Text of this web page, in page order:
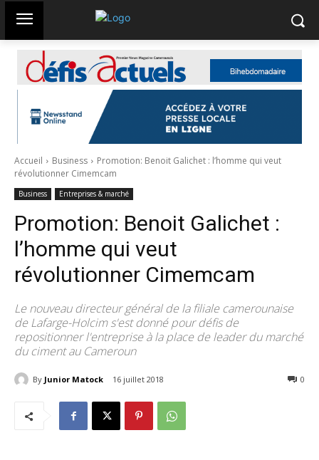
Accueil Business
Promotion: Benoit Galichet : l’homme qui veut
révolutionner Cimemcam
Business Entreprises & marché
Promotion: Benoit Galichet :
l’homme qui veut
révolutionner Cimemcam
Le nouveau directeur général de la filiale camerounaise
de Lafarge-Holcim s'est donné pour défis de
repositionner l'entreprise à la place de leader du marché
du ciment au Cameroun
By Junior Matock 16 juillet 2018 0